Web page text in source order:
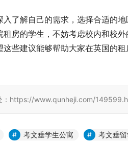
了解自己的需求，选择合适的
房的学生，不妨考虑校内和校
些建议能够帮助大家在英国的
：https://www.qunheji.com/
考文垂学生公寓 考文垂